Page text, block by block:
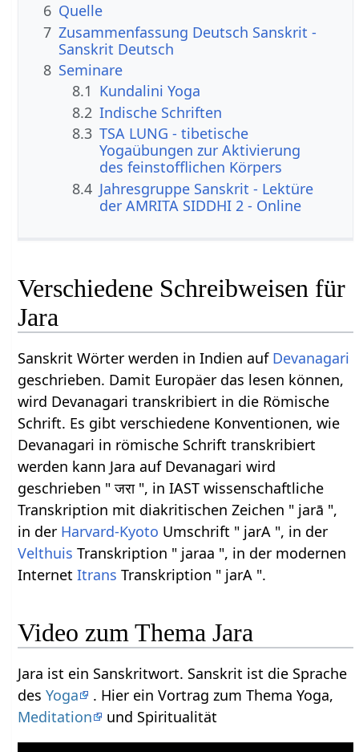
6 Quelle
7 Zusammenfassung Deutsch Sanskrit -
Sanskrit Deutsch
8 Seminare
8.1 Kundalini Yoga
8.2 Indische Schriften
8.3 TSA LUNG - tibetische
Yogaübungen zur Aktivierung
des feinstofflichen Körpers
8.4 Jahresgruppe Sanskrit - Lektüre
der AMRITA SIDDHI 2 - Online
Verschiedene Schreibweisen für
Jara
Sanskrit Wörter werden in Indien auf Devanagari
geschrieben. Damit Europäer das lesen können,
wird Devanagari transkribiert in die Römische
Schrift. Es gibt verschiedene Konventionen, wie
Devanagari in römische Schrift transkribiert
werden kann Jara auf Devanagari wird
geschrieben " जरा ", in IAST wissenschaftliche
Transkription mit diakritischen Zeichen " jarā ",
in der Harvard-Kyoto Umschrift " jarA ", in der
Velthuis Transkription " jaraa ", in der modernen
InternetItrans Transkription " jarA ".
Video zum Thema Jara
Jara ist ein Sanskritwort. Sanskrit ist die Sprache
desYoga
. Hier ein Vortrag zum Thema Yoga,
Meditation
und Spiritualität